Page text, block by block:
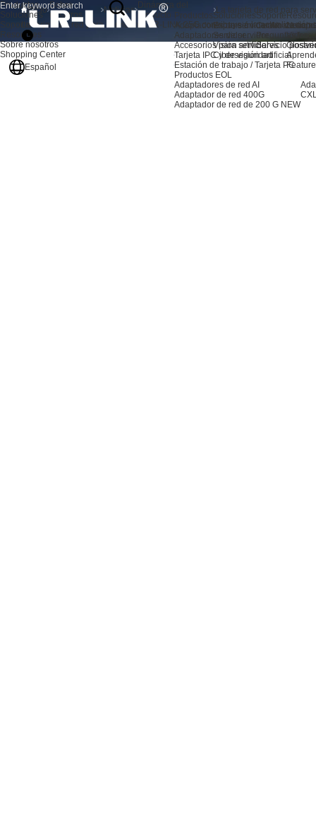
Productos
Adaptadores de servidor AI
Adaptadores de servidor
Accesorios para servidores
Tarjeta IPC y de visión artificial
Estación de trabajo / Tarjeta PC
Productos EOL
Adaptadores de red AI
Adaptador de red 400G
Adaptador de red de 200 G NEW
Soluciones
Expansión de
Servidor
Visión artificial
Ciberseguridad
Soporte
Centro de
Preguntas
Servicio
Video
Productos
Soluciones
Soporte
Resources
Sobre nosotros
Shopping Center
Español
Inicio Sobre
nosotros
Noticias
Dinámica del
producto
La tarjeta de red para servidores LR-LINK 25G contribuye a la actualización